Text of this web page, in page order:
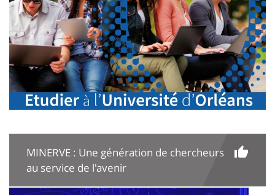
MINERVE : Une génération de chercheurs
au service de l'avenir
Image